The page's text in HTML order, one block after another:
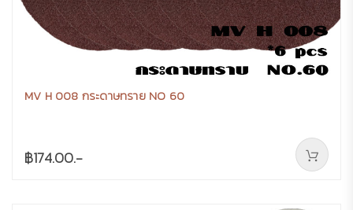
MV H 008 กระดาษทราย NO 60
฿174.00.-